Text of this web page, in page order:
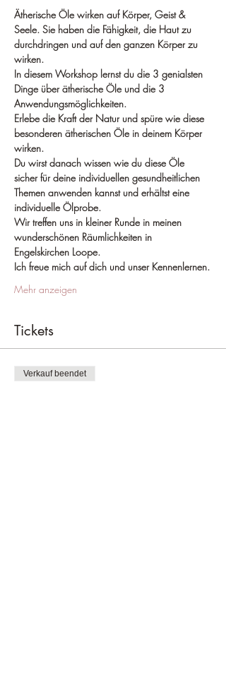
Ätherische Öle wirken auf Körper, Geist &
Seele. Sie haben die Fähigkeit, die Haut zu
durchdringen und auf den ganzen Körper zu
wirken.
In diesem Workshop lernst du die 3 genialsten
Dinge über ätherische Öle und die 3
Anwendungsmöglichkeiten.
Erlebe die Kraft der Natur und spüre wie diese
besonderen ätherischen Öle in deinem Körper
wirken.
Du wirst danach wissen wie du diese Öle
sicher für deine individuellen gesundheitlichen
Themen anwenden kannst und erhältst eine
individuelle Ölprobe.
Wir treffen uns in kleiner Runde in meinen
wunderschönen Räumlichkeiten in
Engelskirchen Loope.
Ich freue mich auf dich und unser Kennenlernen.
Mehr anzeigen
Tickets
Verkauf beendet